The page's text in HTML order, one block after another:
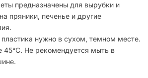
предназначены для вырубки и
пряники, печенье и другие
пластика нужно в сухом, темном месте.
45°С. Не рекомендуется мыть в